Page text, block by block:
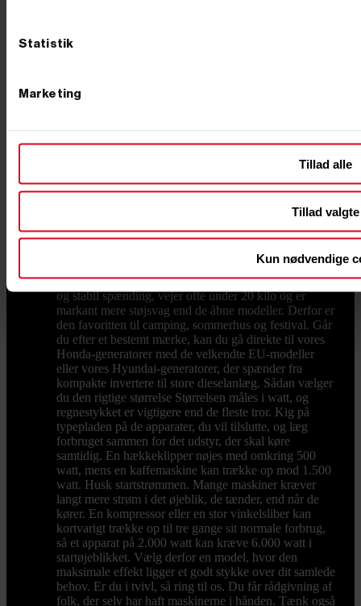
Statistik
Marketing
Tillad alle
Tillad valgte
Kun nødvendige
Primus Danmark har vi solgt generatorer til både
eller inverter: vælg type efter opgaven Det første valg
næsten 8.000 watt. Skal maskinen køre mange timer i
træk, er en dieselgenerator det stærkeste valg.
Dieselmotoren kører ved lavere omdrejninger, bruger
mindre brændstof under tung belastning og fås med
byggepladser, landbrug og faste nødstrømsløsninger.
Skal du drive følsom elektronik som computere, tv
eller ladere, skal du kigge efter en invertergenerator,
også kaldet en digital generator. Den leverer en helt ren
og stabil spænding, vejer ofte under 20 kilo og er
markant mere støjsvag end de åbne modeller. Derfor er
den favoritten til camping, sommerhus og festival. Går
du efter et bestemt mærke, kan du gå direkte til vores
Honda-generatorer med de velkendte EU-modeller
eller vores Hyundai-generatorer, der spænder fra
kompakte invertere til store dieselanlæg. Sådan vælger
du den rigtige størrelse Størrelsen måles i watt, og
regnestykket er vigtigere end de fleste tror. Kig på
typepladen på de apparater, du vil tilslutte, og læg
forbruget sammen for det udstyr, der skal køre
samtidig. En hækkeklipper nøjes med omkring 500
watt, mens en kaffemaskine kan trække op mod 1.500
watt. Husk startstrømmen. Mange maskiner kræver
langt mere strøm i det øjeblik, de tænder, end når de
kører. En kompressor eller en stor vinkelsliber kan
kortvarigt trække op til tre gange sit normale forbrug,
så et apparat på 2.000 watt kan kræve 6.000 watt i
startøjeblikket. Vælg derfor en model, hvor den
maksimale effekt ligger et godt stykke over dit samlede
behov. Er du i tvivl, så ring til os. Du får rådgivning af
folk, der selv har haft maskinerne i hånden. Tænk også